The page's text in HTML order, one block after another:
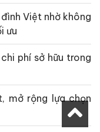
Việt nhờ không
ưu
phí sở hữu trong
mở rộng lựa chọn